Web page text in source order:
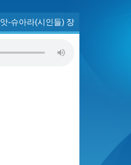
앗-슈아라(시인들) 장